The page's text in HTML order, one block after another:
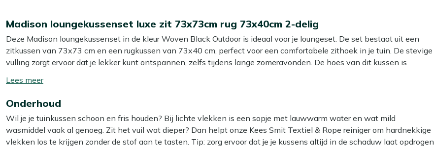
Madison loungekussenset luxe zit 73x73cm rug 73x40cm 2-delig
Deze Madison loungekussenset in de kleur Woven Black Outdoor is ideaal voor je loungeset. De set bestaat uit een
zitkussen van 73x73 cm en een rugkussen van 73x40 cm, perfect voor een comfortabele zithoek in je tuin. De stevige
vulling zorgt ervoor dat je lekker kunt ontspannen, zelfs tijdens lange zomeravonden. De hoes van dit kussen is
moeite schoon en fris!
Bekijk meer Tuinkussens
Bekijk meer Loungekussens
Toon/verberg
meer
Onderhoud
Wil je je tuinkussen schoon en fris houden? Bij lichte vlekken is een sopje met lauwwarm water en wat mild
wasmiddel vaak al genoeg. Zit het vuil wat dieper? Dan helpt onze Kees Smit Textiel & Rope reiniger om hardnekkige
vlekken los te krijgen zonder de stof aan te tasten. Tip: zorg ervoor dat je je kussens altijd in de schaduw laat opdrogen,